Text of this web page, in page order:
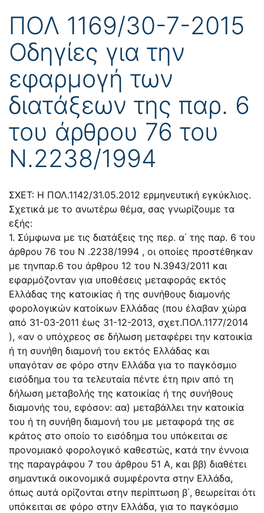
ΠΟΛ 1169/30-7-2015
Οδηγίες για την
εφαρμογή των
διατάξεων της παρ. 6
του άρθρου 76 του
Ν.2238/1994
ΣΧΕΤ: H ΠΟΛ.1142/31.05.2012 ερμηνευτική εγκύκλιος.
Σχετικά με το ανωτέρω θέμα, σας γνωρίζουμε τα
εξής:
1. Σύμφωνα με τις διατάξεις της περ. α΄ της παρ. 6 του
άρθρου 76 του N .2238/1994 , οι οποίες προστέθηκαν
με τηνπαρ.6 του άρθρου 12 του N.3943/2011 και
εφαρμόζονταν για υποθέσεις μεταφοράς εκτός
Ελλάδας της κατοικίας ή της συνήθους διαμονής
φορολογικών κατοίκων Ελλάδας (που έλαβαν χώρα
από 31-03-2011 έως 31-12-2013, σχετ.ΠΟΛ.1177/2014
), «αν ο υπόχρεος σε δήλωση μεταφέρει την κατοικία
ή τη συνήθη διαμονή του εκτός Ελλάδας και
υπαγόταν σε φόρο στην Ελλάδα για το παγκόσμιο
εισόδημα του τα τελευταία πέντε έτη πριν από τη
δήλωση μεταβολής της κατοικίας ή της συνήθους
διαμονής του, εφόσον: αα) μεταβάλλει την κατοικία
του ή τη συνήθη διαμονή του με μεταφορά της σε
κράτος στο οποίο το εισόδημα του υπόκειται σε
προνομιακό φορολογικό καθεστώς, κατά την έννοια
της παραγράφου 7 του άρθρου 51 Α, και ββ) διαθέτει
σημαντικά οικονομικά συμφέροντα στην Ελλάδα,
όπως αυτά ορίζονται στην περίπτωση β΄, θεωρείται ότι
υπόκειται σε φόρο στην Ελλάδα, για το παγκόσμιο